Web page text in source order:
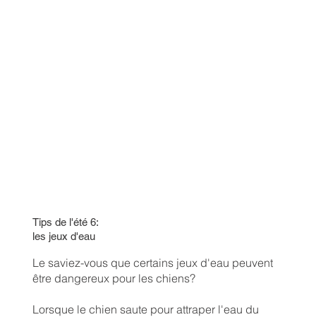
Tips de l'été 6:
les jeux d'eau
Le saviez-vous que certains jeux d'eau peuvent
être dangereux pour les chiens?
Lorsque le chien saute pour attraper l'eau du